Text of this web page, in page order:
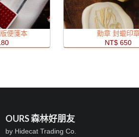
便箋本
勳章 封蠟印
NT$ 650
OURS 森林好朋友
by Hidecat Trading Co.